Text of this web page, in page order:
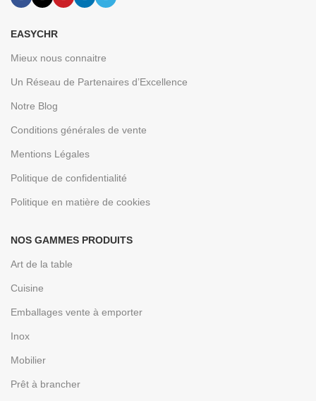
EASYCHR
Mieux nous connaitre
Un Réseau de Partenaires d’Excellence
Notre Blog
Conditions générales de vente
Mentions Légales
Politique de confidentialité
Politique en matière de cookies
NOS GAMMES PRODUITS
Art de la table
Cuisine
Emballages vente à emporter
Inox
Mobilier
Prêt à brancher